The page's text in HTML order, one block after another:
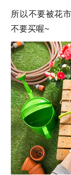
所以不要被花
不要买喔~